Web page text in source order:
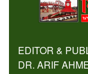
EDITOR &
DR. ARIF